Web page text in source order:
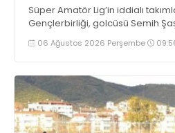
Süper Amatör Lig’in iddialı
Gençlerbirliği, golcüsü Semih
06 Ağustos 2026 Perşembe